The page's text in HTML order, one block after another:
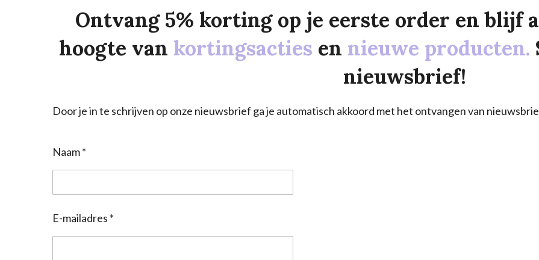
Ontvang 5% korting op je eerste order en blijf
hoogte van kortingsacties en nieuwe producten.
nieuwsbrief!
Door je in te schrijven op onze nieuwsbrief ga je automatisch akkoord met het ontvangen van
Naam *
E-mailadres *